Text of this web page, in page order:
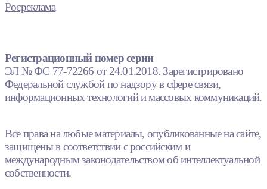
Росреклама
Регистрационный номер серии
ЭЛ № ФС 77-72266 от 24.01.2018. Зарегистрировано
Федеральной службой по надзору в сфере связи,
информационных технологий и массовых коммуникаций.
Все права на любые материалы, опубликованные на сайте,
защищены в соответствии с российским и
международным законодательством об интеллектуальной
собственности.